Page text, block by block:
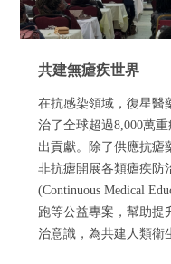
共建無瘧疾世界
在抗感染領域，復星醫
治了全球超過8,000萬
出貢獻。除了供應抗瘧
非抗瘧開展各類瘧疾防
(Continuous Medical
跑等公益專案，幫助提
治意識，為共建人類衛